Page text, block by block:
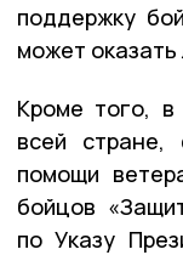
поддержку
может
Кроме того, в
всей стране,
помощи
бойцов
по Указу